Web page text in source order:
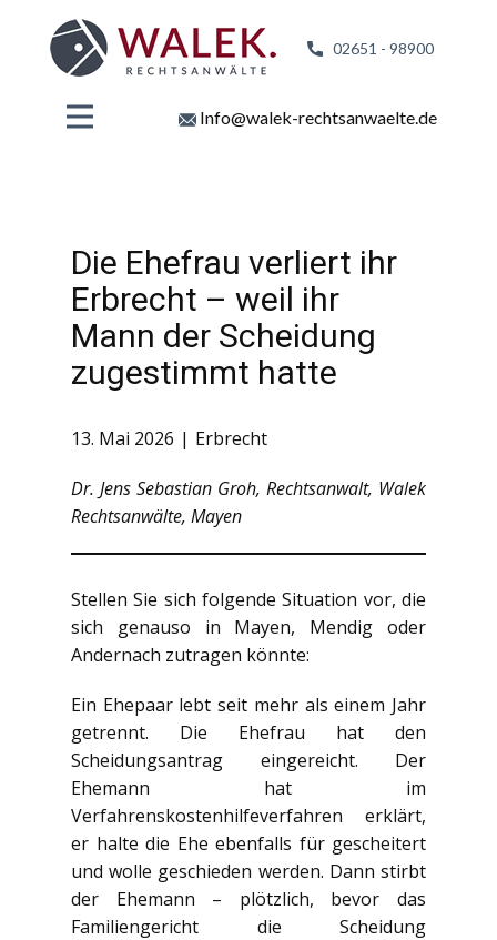
02651 - 98900
Info@walek-rechtsanwaelte.de
Die Ehefrau verliert ihr
Erbrecht – weil ihr
Mann der Scheidung
zugestimmt hatte
13. Mai 2026 Erbrecht
Dr. Jens Sebastian Groh, Rechtsanwalt, Walek
Rechtsanwälte, Mayen
Stellen Sie sich folgende Situation vor, die
sich genauso in Mayen, Mendig oder
Andernach zutragen könnte:
Ein Ehepaar lebt seit mehr als einem Jahr
getrennt. Die Ehefrau hat den
Scheidungsantrag eingereicht. Der
Ehemann hat im
Verfahrenskostenhilfeverfahren erklärt,
er halte die Ehe ebenfalls für gescheitert
und wolle geschieden werden. Dann stirbt
der Ehemann – plötzlich, bevor das
Familiengericht die Scheidung